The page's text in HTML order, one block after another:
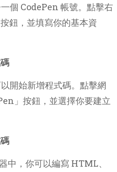
個 CodePen 帳號。點擊右
鈕，並填寫你的基本資
開始新增程式碼。點擊網
」按鈕，並選擇你要建立
中，你可以編寫 HTML、